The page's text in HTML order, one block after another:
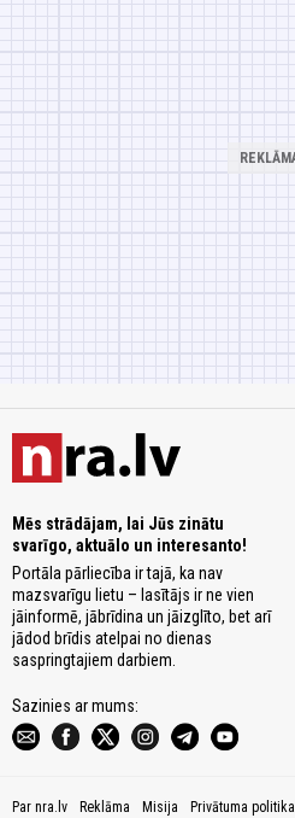
Mēs strādājam, lai Jūs zinātu
svarīgo, aktuālo un interesanto!
Portāla pārliecība ir tajā, ka nav
mazsvarīgu lietu – lasītājs ir ne vien
jāinformē, jābrīdina un jāizglīto, bet arī
jādod brīdis atelpai no dienas
saspringtajiem darbiem.
Sazinies ar mums:
Par nra.lv Reklāma Misija Privātuma politika